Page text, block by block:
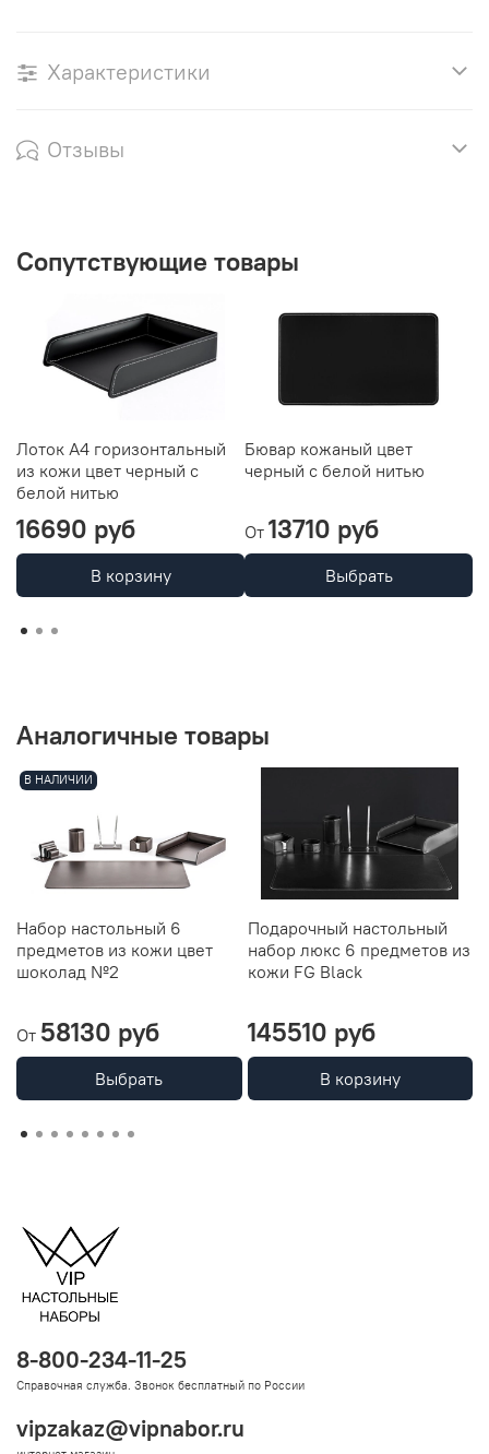
Характеристики
Отзывы
Сопутствующие товары
Лоток А4 горизонтальный
из кожи цвет черный с
белой нитью
16690 руб
В корзину
Бювар кожаный цвет
черный с белой нитью
От 13710 руб
Выбрать
Аналогичные товары
В НАЛИЧИИ
Набор настольный 6
предметов из кожи цвет
шоколад №2
От 58130 руб
Выбрать
Подарочный настольный
набор люкс 6 предметов из
кожи FG Black
145510 руб
В корзину
8-800-234-11-25
Справочная служба. Звонок бесплатный по России
vipzakaz@vipnabor.ru